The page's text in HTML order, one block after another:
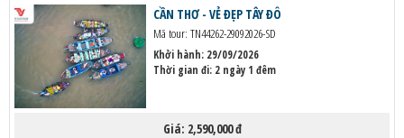
CẦN THƠ - VẺ ĐẸP TÂY ĐÔ
Mã tour: TN44262-29092026-SD
Khởi hành: 29/09/2026
Thời gian đi: 2 ngày 1 đêm
Giá: 2,590,000 đ